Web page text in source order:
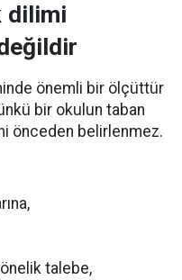
dilimi
önemli bir ölçüttür
bir okulun taban
önceden belirlenmez.
talebe,